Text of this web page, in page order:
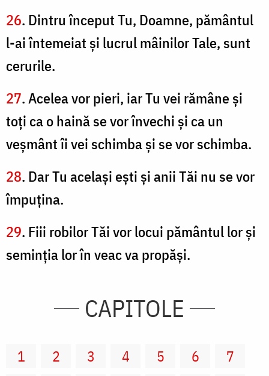
26. Dintru început Tu, Doamne, pământul
l-ai întemeiat şi lucrul mâinilor Tale, sunt
cerurile.
27. Acelea vor pieri, iar Tu vei rămâne şi
toţi ca o haină se vor învechi şi ca un
veşmânt îi vei schimba şi se vor schimba.
28. Dar Tu acelaşi eşti şi anii Tăi nu se vor
împuţina.
29. Fiii robilor Tăi vor locui pământul lor şi
seminţia lor în veac va propăşi.
CAPITOLE
1 2 3 4 5 6
7